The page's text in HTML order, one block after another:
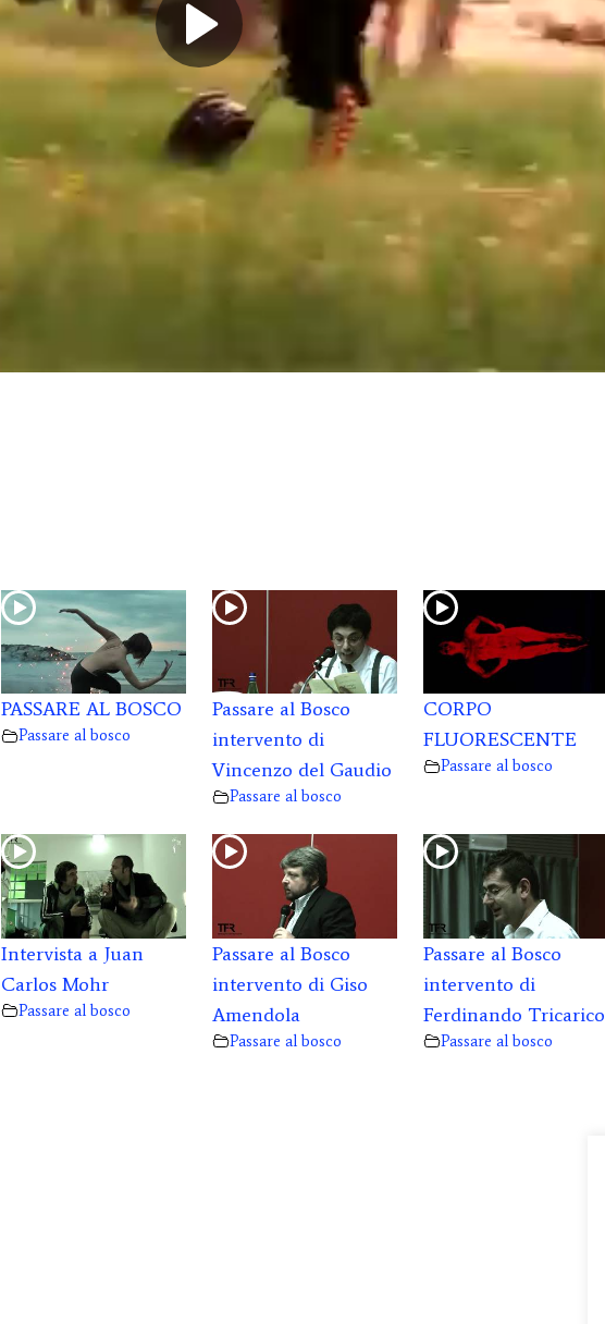
PASSARE AL BOSCO
Passare al bosco
Passare al Bosco
intervento di
Vincenzo del Gaudio
Passare al bosco
CORPO
FLUORESCENTE
Passare al bosco
Intervista a Juan
Carlos Mohr
Passare al bosco
Passare al Bosco
intervento di Giso
Amendola
Passare al bosco
Passare al Bosco
intervento di
Ferdinando Tricarico
Passare al bosco